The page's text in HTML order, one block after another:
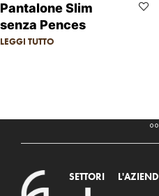
Pantalone Slim
senza Pences
LEGGI TUTTO
SETTORI